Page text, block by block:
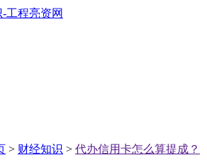
> 财经知识 > 代办信用卡怎么算提成？